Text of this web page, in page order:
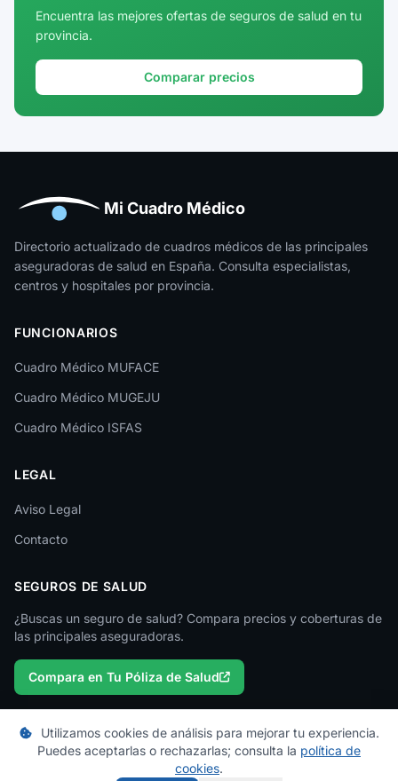
Girona
Huesca
Jaén
La Rioja
León
Lleida
Lugo
Málaga
Melilla
Murcia
Palencia
Pontevedra
Salamanca
Santa Cruz de Tenerife
Encuentra las mejores ofertas de seguros de salud en tu
provincia.
Comparar precios
Mi Cuadro Médico
Directorio actualizado de cuadros médicos de las principales
aseguradoras de salud en España. Consulta especialistas,
centros y hospitales por provincia.
FUNCIONARIOS
Cuadro Médico MUFACE
Cuadro Médico MUGEJU
Cuadro Médico ISFAS
LEGAL
Aviso Legal
Contacto
SEGUROS DE SALUD
¿Buscas un seguro de salud? Compara precios y coberturas de
las principales aseguradoras.
Compara en Tu Póliza de Salud
© 2026 micuadromedico.es — Un proyecto de
Utilizamos cookies de análisis para mejorar tu experiencia.
Puedes aceptarlas o rechazarlas; consulta la política de
cookies.